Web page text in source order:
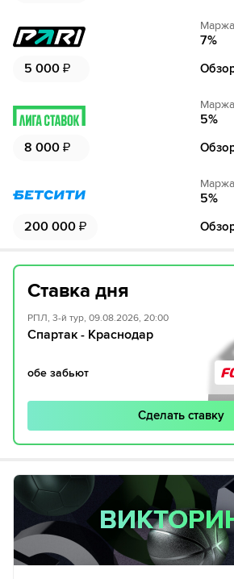
5 000 ₽
Маржа
7%
8 000 ₽
Маржа
5%
200 000 ₽
Маржа
5%
Ставка дня
РПЛ, 3-й тур, 09.08.2026, 20:00
Спартак - Краснодар
обе забьют
Сделать ставку